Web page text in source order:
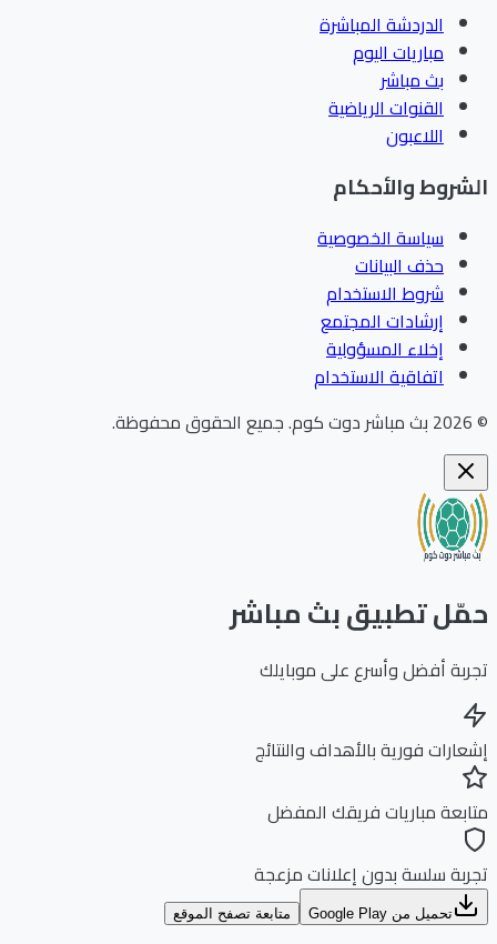
الدردشة المباشرة
مباريات اليوم
بث مباشر
القنوات الرياضية
اللاعبون
والأحكام
سياسة الخصوصية
حذف البيانات
شروط الاستخدام
إرشادات المجتمع
إخلاء المسؤولية
اتفاقية الاستخدام
بث مباشر دوت كوم.جميع الحقوق محفوظة.
تطبيق بث مباشر
أفضل وأسرع على موبايلك
فورية بالأهداف والنتائج
مباريات فريقك المفضل
سلسة بدون إعلانات مزعجة
تحميل من Google Play متابعة تصفح الموقع